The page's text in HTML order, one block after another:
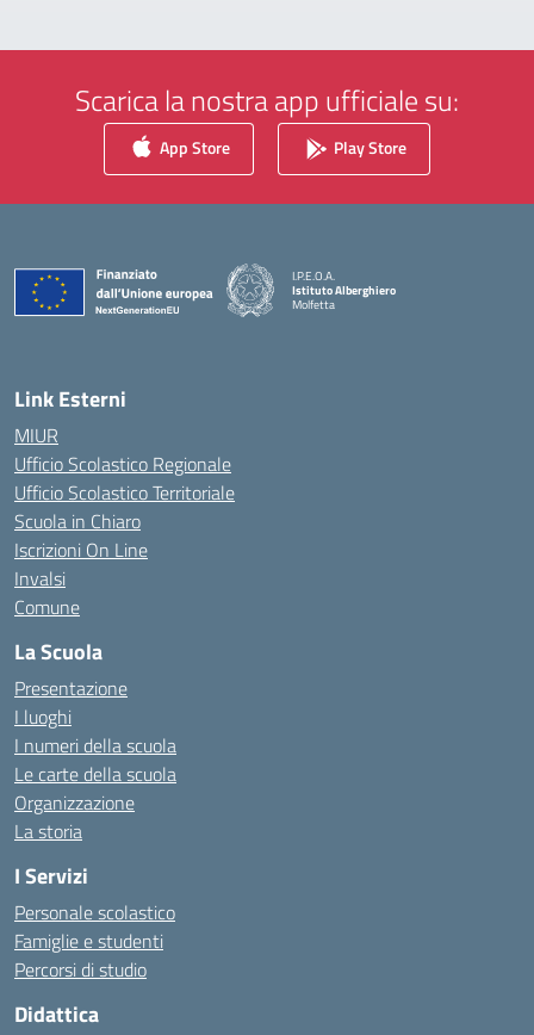
Scarica la nostra app ufficiale su:
App Store Play Store
I.P.E.O.A.
Istituto Alberghiero
Molfetta
Link Esterni
MIUR
Ufficio Scolastico Regionale
Ufficio Scolastico Territoriale
Scuola in Chiaro
Iscrizioni On Line
Invalsi
Comune
La Scuola
Presentazione
I luoghi
I numeri della scuola
Le carte della scuola
Organizzazione
La storia
I Servizi
Personale scolastico
Famiglie e studenti
Percorsi di studio
Didattica